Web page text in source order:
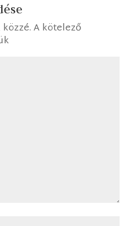
A kötelező